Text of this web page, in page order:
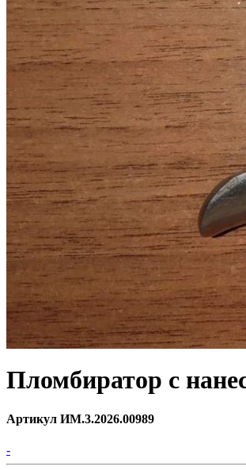
Пломбиратор с
Артикул ИМ.3.2026.00989
-